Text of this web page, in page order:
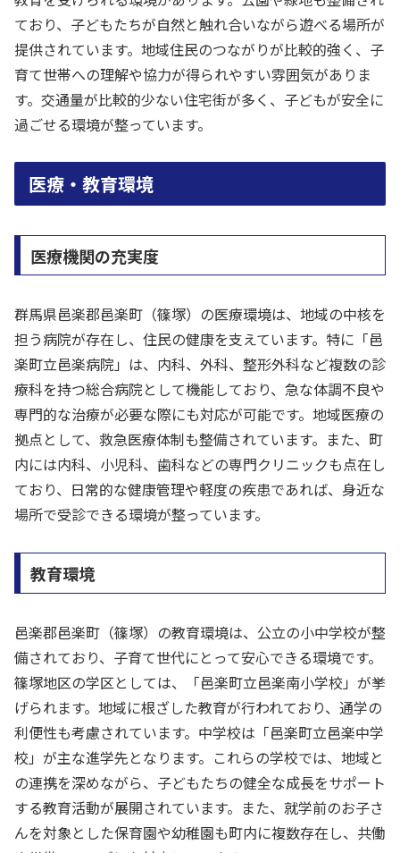
ており、子どもたちが自然と触れ合いながら遊べる場所が
提供されています。地域住民のつながりが比較的強く、子
育て世帯への理解や協力が得られやすい雰囲気がありま
す。交通量が比較的少ない住宅街が多く、子どもが安全に
過ごせる環境が整っています。
医療・教育環境
医療機関の充実度
群馬県邑楽郡邑楽町（篠塚）の医療環境は、地域の中核を
担う病院が存在し、住民の健康を支えています。特に「邑
楽町立邑楽病院」は、内科、外科、整形外科など複数の診
療科を持つ総合病院として機能しており、急な体調不良や
専門的な治療が必要な際にも対応が可能です。地域医療の
拠点として、救急医療体制も整備されています。また、町
内には内科、小児科、歯科などの専門クリニックも点在し
ており、日常的な健康管理や軽度の疾患であれば、身近な
場所で受診できる環境が整っています。
教育環境
邑楽郡邑楽町（篠塚）の教育環境は、公立の小中学校が整
備されており、子育て世代にとって安心できる環境です。
篠塚地区の学区としては、「邑楽町立邑楽南小学校」が挙
げられます。地域に根ざした教育が行われており、通学の
利便性も考慮されています。中学校は「邑楽町立邑楽中学
校」が主な進学先となります。これらの学校では、地域と
の連携を深めながら、子どもたちの健全な成長をサポート
する教育活動が展開されています。また、就学前のお子さ
んを対象とした保育園や幼稚園も町内に複数存在し、共働